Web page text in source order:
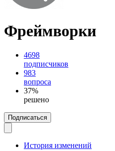
Фреймворки
4698
подписчиков
983
вопроса
37%
решено
Подписаться
История изменений